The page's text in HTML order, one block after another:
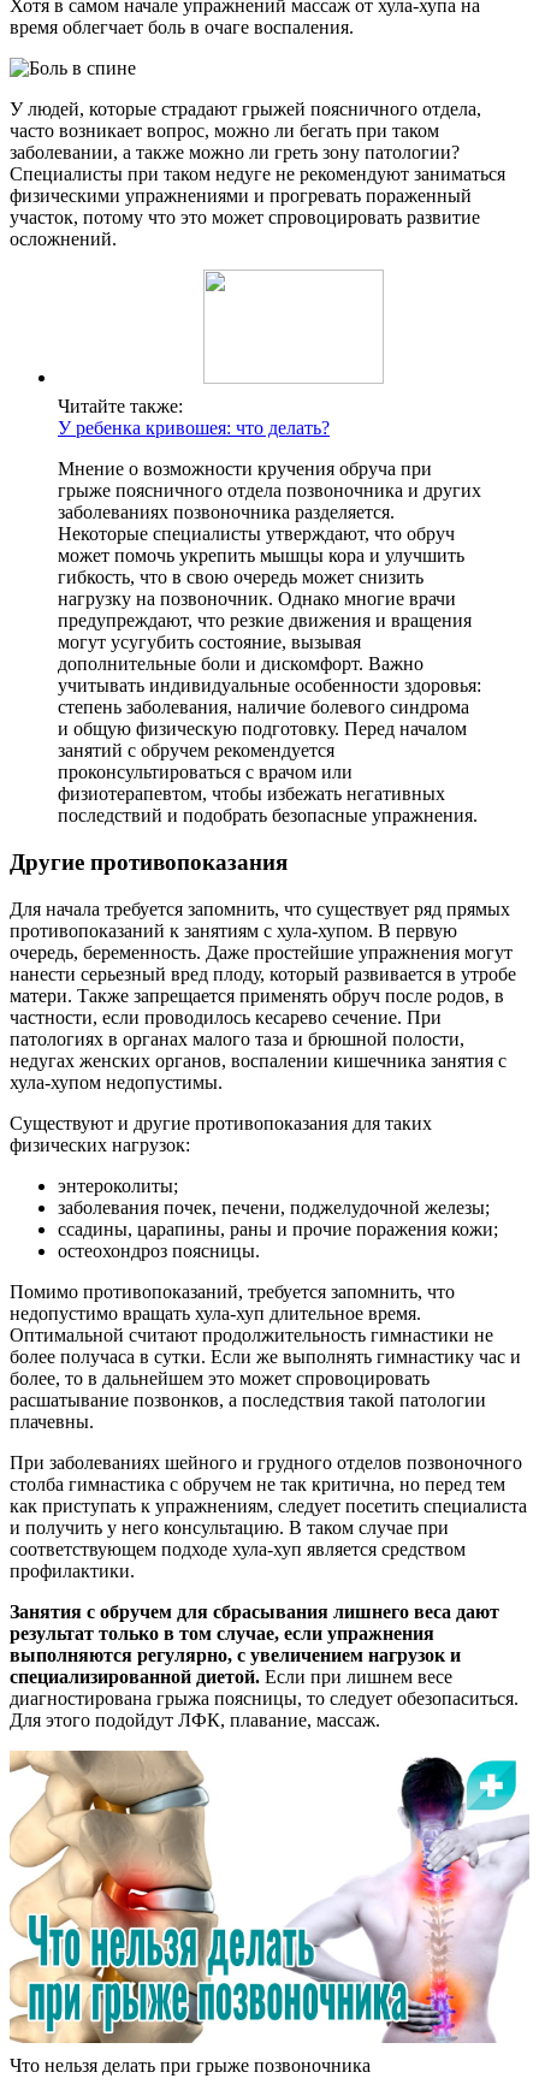
Хотя в самом начале упражнений массаж от хула-хупа на
время облегчает боль в очаге воспаления.
У людей, которые страдают грыжей поясничного отдела,
часто возникает вопрос, можно ли бегать при таком
заболевании, а также можно ли греть зону патологии?
Специалисты при таком недуге не рекомендуют заниматься
физическими упражнениями и прогревать пораженный
участок, потому что это может спровоцировать развитие
осложнений.
Читайте также:
У ребенка кривошея: что делать?
Мнение о возможности кручения обруча при
грыже поясничного отдела позвоночника и других
заболеваниях позвоночника разделяется.
Некоторые специалисты утверждают, что обруч
может помочь укрепить мышцы кора и улучшить
гибкость, что в свою очередь может снизить
нагрузку на позвоночник. Однако многие врачи
предупреждают, что резкие движения и вращения
могут усугубить состояние, вызывая
дополнительные боли и дискомфорт. Важно
учитывать индивидуальные особенности здоровья:
степень заболевания, наличие болевого синдрома
и общую физическую подготовку. Перед началом
занятий с обручем рекомендуется
проконсультироваться с врачом или
физиотерапевтом, чтобы избежать негативных
последствий и подобрать безопасные упражнения.
Другие противопоказания
Для начала требуется запомнить, что существует ряд прямых
противопоказаний к занятиям с хула-хупом. В первую
очередь, беременность. Даже простейшие упражнения могут
нанести серьезный вред плоду, который развивается в утробе
матери. Также запрещается применять обруч после родов, в
частности, если проводилось кесарево сечение. При
патологиях в органах малого таза и брюшной полости,
недугах женских органов, воспалении кишечника занятия с
хула-хупом недопустимы.
Существуют и другие противопоказания для таких
физических нагрузок:
энтероколиты;
заболевания почек, печени, поджелудочной железы;
ссадины, царапины, раны и прочие поражения кожи;
остеохондроз поясницы.
Помимо противопоказаний, требуется запомнить, что
недопустимо вращать хула-хуп длительное время.
Оптимальной считают продолжительность гимнастики не
более получаса в сутки. Если же выполнять гимнастику час и
более, то в дальнейшем это может спровоцировать
расшатывание позвонков, а последствия такой патологии
плачевны.
При заболеваниях шейного и грудного отделов позвоночного
столба гимнастика с обручем не так критична, но перед тем
как приступать к упражнениям, следует посетить специалиста
и получить у него консультацию. В таком случае при
соответствующем подходе хула-хуп является средством
профилактики.
Занятия с обручем для сбрасывания лишнего веса дают
результат только в том случае, если упражнения
выполняются регулярно, с увеличением нагрузок и
специализированной диетой. Если при лишнем весе
диагностирована грыжа поясницы, то следует обезопаситься.
Для этого подойдут ЛФК, плавание, массаж.
Что нельзя делать при грыже позвоночника